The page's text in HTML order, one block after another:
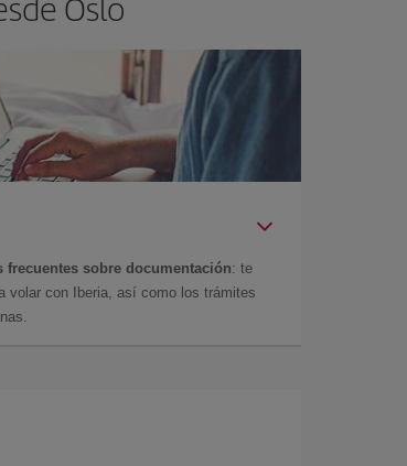
frecuentes sobre documentación: te
volar con Iberia, así como los trámites